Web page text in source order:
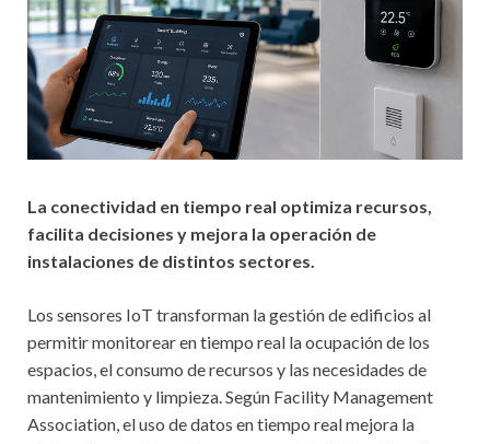
La conectividad en tiempo real optimiza recursos,
facilita decisiones y mejora la operación de
instalaciones de distintos sectores.
Los sensores IoT transforman la gestión de edificios al
permitir monitorear en tiempo real la ocupación de los
espacios, el consumo de recursos y las necesidades de
mantenimiento y limpieza. Según Facility Management
Association, el uso de datos en tiempo real mejora la